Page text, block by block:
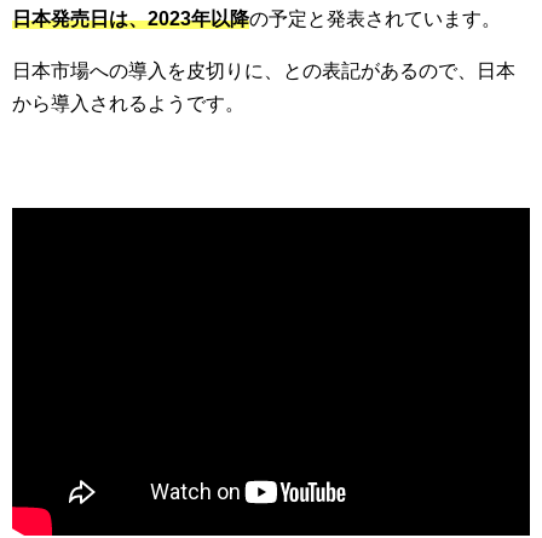
日本発売日は、2023年以降の予定と発表されています。
日本市場への導入を皮切りに、との表記があるので、日本
から導入されるようです。